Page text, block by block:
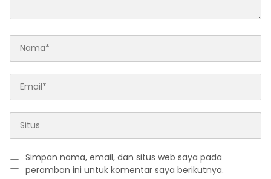
Simpan nama, email, dan situs web saya pada
peramban ini untuk komentar saya berikutnya.